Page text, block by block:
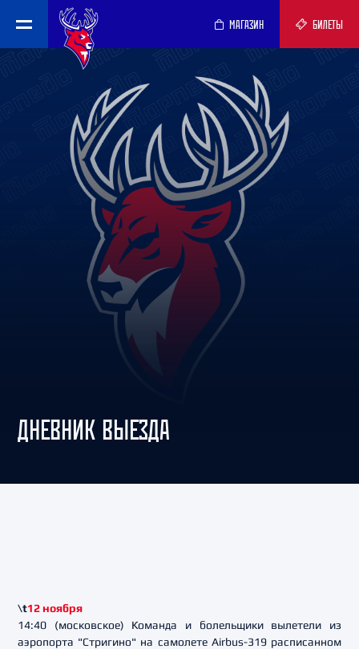
МАГАЗИН БИЛЕТЫ
ДНЕВНИК ВЫЕЗДА
\t12 ноября
14:40 (московское) Команда и болельщики вылетели из
аэропорта "Стригино" на самолете Airbus-319 расписанном